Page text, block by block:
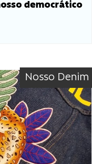
democrático
Nosso Denim